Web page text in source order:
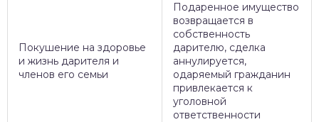
Покушение на здоровье
и жизнь дарителя и
членов его семьи
Подаренное имущество
возвращается в
собственность
дарителю, сделка
аннулируется,
одаряемый гражданин
привлекается к
уголовной
ответственности